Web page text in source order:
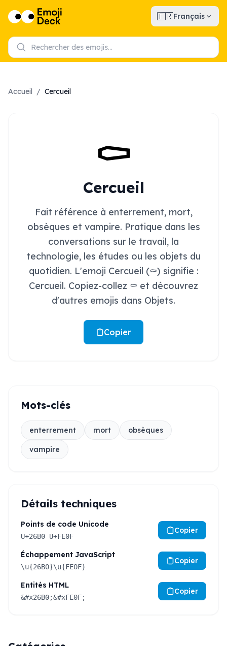
🇫🇷Français
Accueil / Cercueil
⚰️
Cercueil
Fait référence à enterrement, mort,
obsèques et vampire. Pratique dans les
conversations sur le travail, la
technologie, les études ou les objets du
quotidien. L'emoji Cercueil (⚰️) signifie :
Cercueil. Copiez-collez ⚰️ et découvrez
d'autres emojis dans Objets.
Copier
Mots-clés
enterrement mort obsèques
vampire
Détails techniques
Points de code Unicode
U+26B0 U+FE0F
Copier
Échappement JavaScript
\u{26B0}\u{FE0F}
Copier
Entités HTML
&#x26B0;&#xFE0F;
Copier